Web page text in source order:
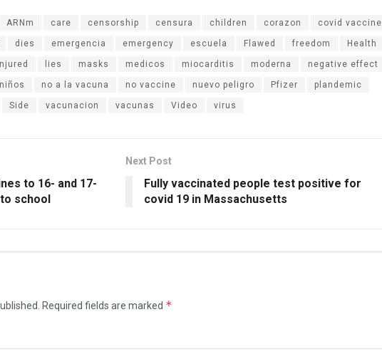
ARNm care censorship censura children corazon covid vaccine
dies emergencia emergency escuela Flawed freedom Health
lies masks medicos miocarditis moderna negative effect
niños no a la vacuna no vaccine nuevo peligro Pfizer plandemic
Side vacunacion vacunas Video virus
to 16- and 17-
school
Next Post
Fully vaccinated people test positive for
covid 19 in Massachusetts
Required fields are marked *